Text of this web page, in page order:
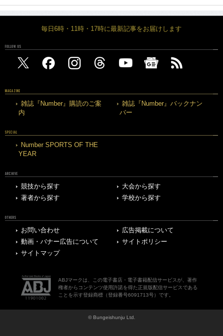
毎日6時・11時・17時に最新記事をお届けします
FOLLOW US
MAGAZINE
雑誌『Number』購読のご案
内
雑誌『Number』バックナン
バー
SPECIAL
Number SPORTS OF THE
YEAR
ARCHIVE
競技から探す
大会から探す
著者から探す
学校から探す
OTHERS
お問い合わせ
広告掲載について
動画・バナー広告について
サイトポリシー
サイトマップ
ABJマークは、この電子書店・電子書籍配信サービスが、著作
権者からコンテンツ使用許諾を得た正規版配信サービスである
ことを示す登録商標（登録番号6091713号）です。
© Bungeishunju Ltd.